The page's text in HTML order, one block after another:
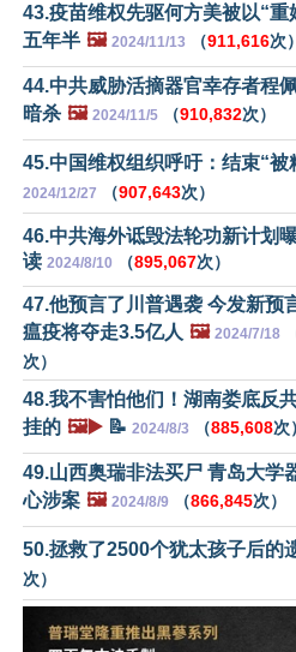
43.疫苗维权先驱何方美被以“重
五年半 🖼️ 2024/11/13 （911,616次）
44.中共威胁活摘器官幸存者程
暗杀 🖼️ 2024/11/5 （910,832次）
45.中国维权组织呼吁：结束“被
2024/12/27 （907,643次）
46.中共海外诋毁法轮功新计划
读 2024/8/10 （895,067次）
47.他预言了川普遇袭 今发新预
瘟疫将夺走3.5亿人 🖼️ 2024/7/18
次）
48.我不害怕他们！湖南娄底反
挂的 🖼️▶️ 📝 2024/8/3 （885,608次）
49.山西奥瑞非法买尸 青岛大学
心涉案 🖼️ 2024/8/9 （866,845次）
50.拯救了2500个犹太孩子后的
次）